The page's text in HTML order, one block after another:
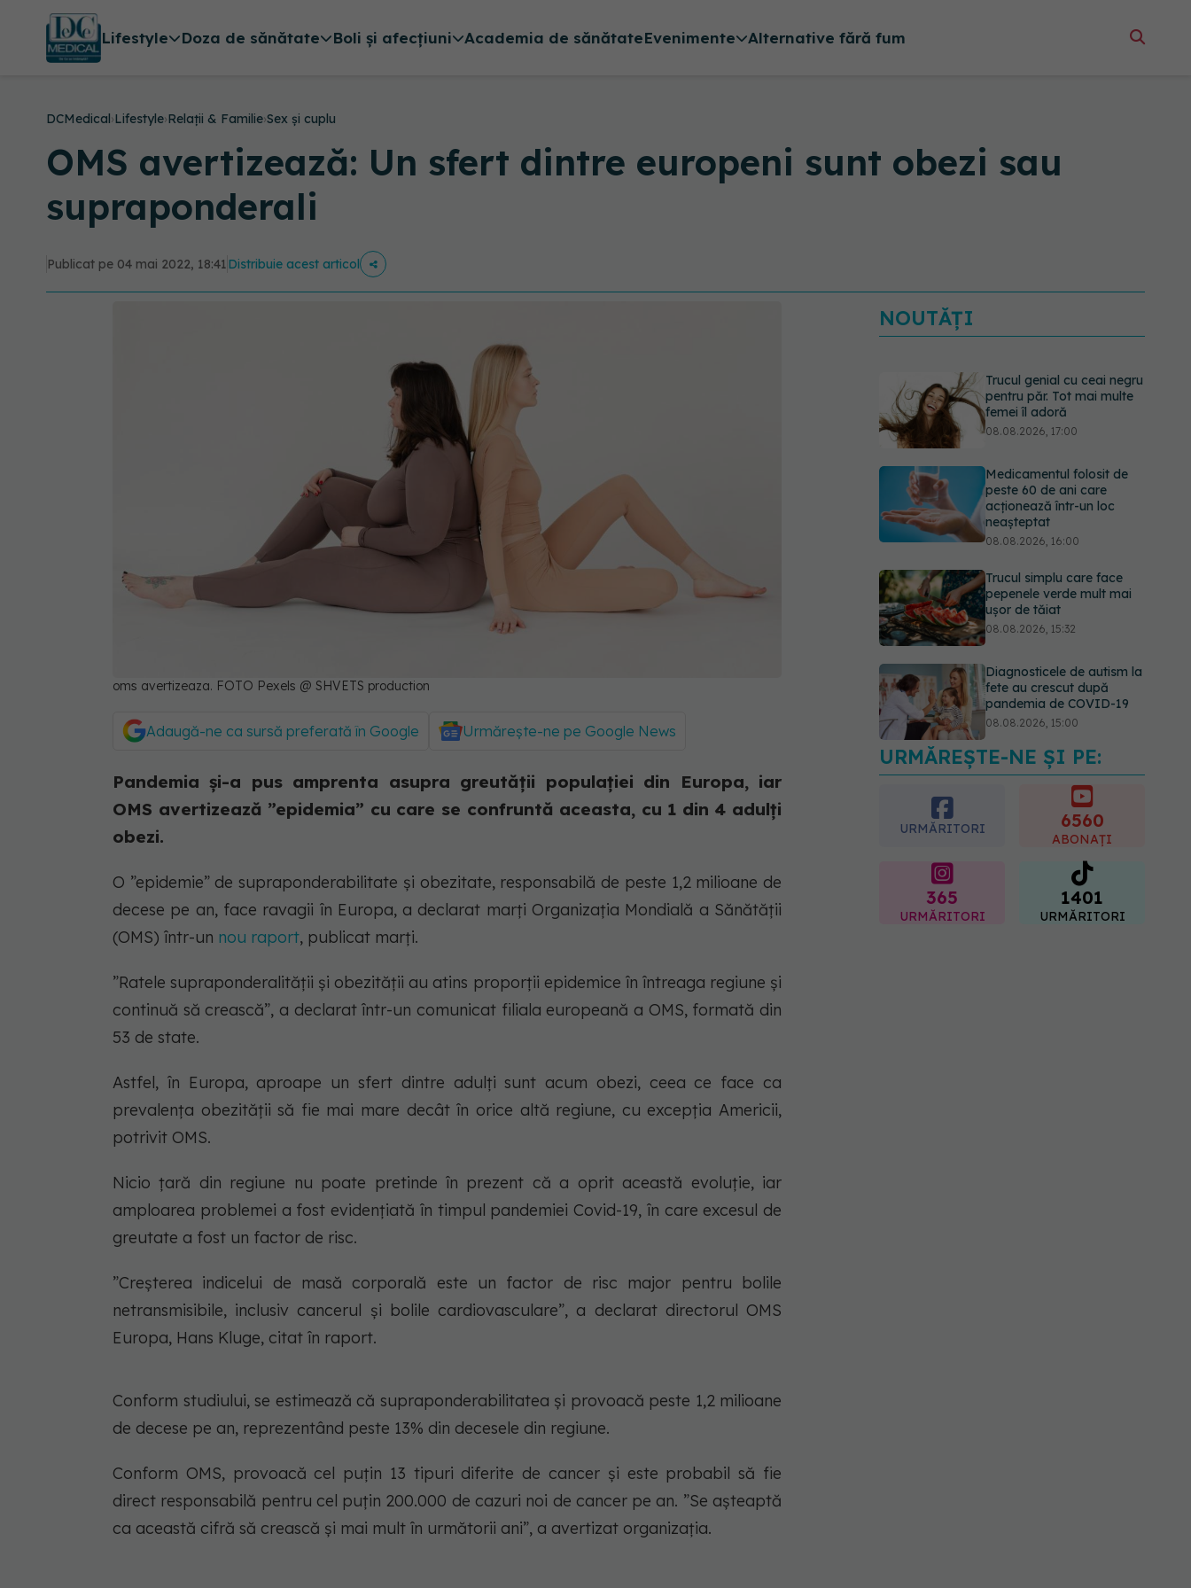
Lifestyle Doza de sănătate Boli și afecțiuni Academia de sănătateEvenimente Alternative fără fum
DCMedical›Lifestyle›Relații & Familie›Sex și cuplu
OMS avertizează: Un sfert dintre europeni sunt obezi sau
supraponderali
Publicat pe 04 mai 2022, 18:41Distribuie acest articol
oms avertizeaza. FOTO Pexels @ SHVETS production
Adaugă-ne ca sursă preferată în Google Urmărește-ne pe Google News
Pandemia și-a pus amprenta asupra greutății populației din Europa, iar
OMS avertizează ”epidemia” cu care se confruntă aceasta, cu 1 din 4 adulți
obezi.
O ”epidemie” de supraponderabilitate și obezitate, responsabilă de peste 1,2 milioane de
decese pe an, face ravagii în Europa, a declarat marți Organizația Mondială a Sănătății
(OMS) într-un nou raport, publicat marți.
”Ratele supraponderalității și obezității au atins proporții epidemice în întreaga regiune și
continuă să crească”, a declarat într-un comunicat filiala europeană a OMS, formată din
53 de state.
Astfel, în Europa, aproape un sfert dintre adulți sunt acum obezi, ceea ce face ca
prevalența obezității să fie mai mare decât în orice altă regiune, cu excepția Americii,
potrivit OMS.
Nicio țară din regiune nu poate pretinde în prezent că a oprit această evoluție, iar
amploarea problemei a fost evidențiată în timpul pandemiei Covid-19, în care excesul de
greutate a fost un factor de risc.
”Creșterea indicelui de masă corporală este un factor de risc major pentru bolile
netransmisibile, inclusiv cancerul și bolile cardiovasculare”, a declarat directorul OMS
Europa, Hans Kluge, citat în raport.
Conform studiului, se estimează că supraponderabilitatea și provoacă peste 1,2 milioane
de decese pe an, reprezentând peste 13% din decesele din regiune.
Conform OMS, provoacă cel puțin 13 tipuri diferite de cancer și este probabil să fie
direct responsabilă pentru cel puțin 200.000 de cazuri noi de cancer pe an. ”Se așteaptă
ca această cifră să crească și mai mult în următorii ani”, a avertizat organizația.
NOUTĂȚI
Trucul genial cu ceai negru
pentru păr. Tot mai multe
femei îl adoră
08.08.2026, 17:00
Medicamentul folosit de
peste 60 de ani care
acționează într-un loc
neașteptat
08.08.2026, 16:00
Trucul simplu care face
pepenele verde mult mai
ușor de tăiat
08.08.2026, 15:32
Diagnosticele de autism la
fete au crescut după
pandemia de COVID-19
08.08.2026, 15:00
Microplasticele pot
traversa bariera
placentară și modifica
08.08.2026, 18:00
URMĂREȘTE-NE ȘI PE:
URMĂRITORI 6560
ABONAȚI
365
URMĂRITORI
1401
URMĂRITORI